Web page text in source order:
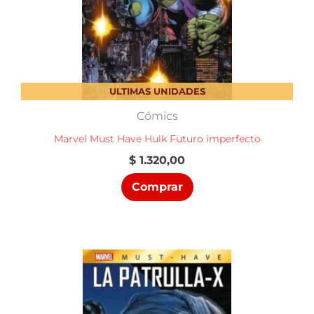
ULTIMAS UNIDADES
Cómics
Marvel Must Have Hulk Futuro imperfecto
$ 1.320,00
Comprar